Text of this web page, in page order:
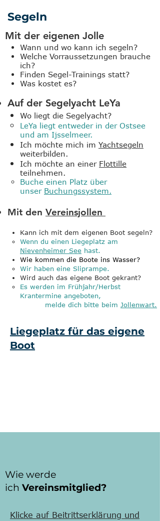
Segeln
Mit der eigenen Jolle
Wann und wo kann ich segeln?
Welche Vorraussetzungen brauche
ich?
Finden Segel-Trainings statt?
Was kostet es?
Auf der Segelyacht LeYa
Wo liegt die Segelyacht?
LeYa liegt entweder in der Ostsee
und am Ijsselmeer.
Ich möchte mich im Yachtsegeln
weiterbilden.
Ich möchte an einer Flottille
teilnehmen.
Buche einen Platz über
unser Buchungssystem.
Mit den Vereinsjollen
Kann ich mit dem eigenen Boot segeln?
Wenn du einen Liegeplatz am
Nievenheimer See hast.
Wie kommen die Boote ins Wasser?
Wir haben eine Sliprampe.
Wird auch das eigene Boot gekrant?
Es werden im Frühjahr/Herbst
Krantermine angeboten,
melde dich bitte beim Jollenwart.
Liegeplatz für das eigene
Boot
Wie werde
ich Vereinsmitglied?
Klicke auf Beitrittserklärung und